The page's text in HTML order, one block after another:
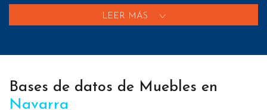
postal para que pueda realizar su mailing postal con la
A nivel deteléfonosnuestros/as Listados de empresas del
sector Muebles en Navarra aportan tanto teléfonos fijos como
LEER MÁS
Bases de datos de Muebles en
Navarra